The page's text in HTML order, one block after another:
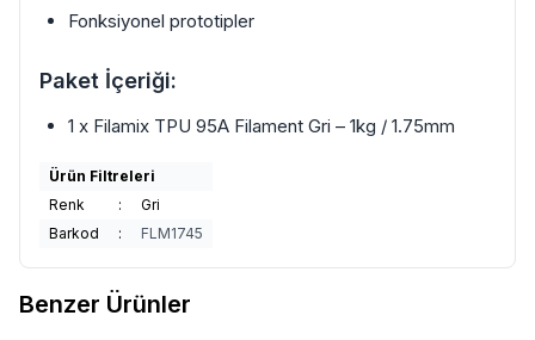
Fonksiyonel prototipler
Paket İçeriği:
1 x Filamix TPU 95A Filament Gri – 1kg / 1.75mm
Ürün Filtreleri
Renk
:
Gri
Barkod
: FLM1745
Benzer Ürünler